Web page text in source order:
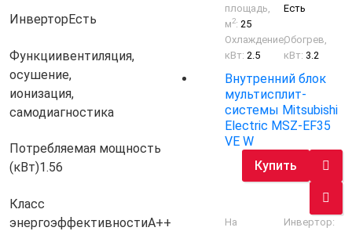
Инвертор Есть
Функциивентиляция,
осушение,
ионизация,
самодиагностика
Потребляемая мощность
(кВт)1.56
Класс
энергоэффективностиA++
площадь,
м2: 25
Есть
Охлаждение,
кВт: 2.5
Обогрев,
кВт: 3.2
Внутренний блок
мультисплит-
системы Mitsubishi
Electric MSZ-EF35
VE W
Купить
На
Инвертор: